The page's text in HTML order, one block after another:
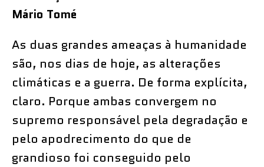
Mário Tomé
As duas grandes ameaças à humanidade
são, nos dias de hoje, as alterações
climáticas e a guerra. De forma explícita,
claro. Porque ambas convergem no
supremo responsável pela degradação e
pelo apodrecimento do que de
grandioso foi conseguido pelo